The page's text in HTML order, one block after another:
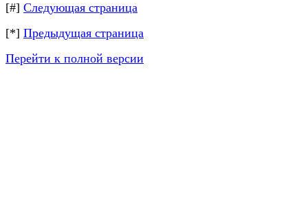
[#] Следующая страница
[*] Предыдущая страница
Перейти к полной версии